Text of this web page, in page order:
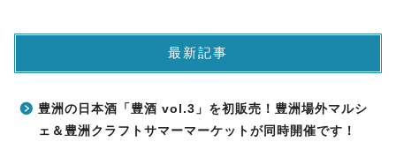
最新記事
豊洲の日本酒「豊酒 vol.3」を初販売！豊洲場外マルシ
ェ＆豊洲クラフトサマーマーケットが同時開催です！